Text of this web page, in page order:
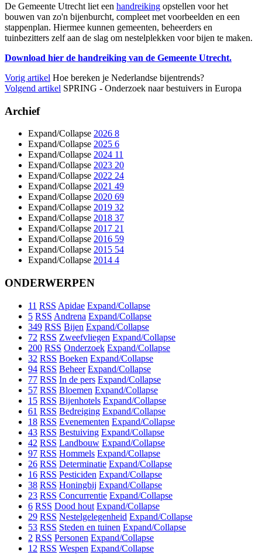
De Gemeente Utrecht liet een handreiking opstellen voor het
bouwen van zo'n bijenburcht, compleet met voorbeelden en een
stappenplan. Hiermee kunnen gemeenten, beheerders en
tuinbezitters zelf aan de slag om nestelplekken voor bijen te maken.
Download hier de handreiking van de Gemeente Utrecht.
Vorig artikel Hoe bereken je Nederlandse bijentrends?
Volgend artikel SPRING - Onderzoek naar bestuivers in Europa
Archief
Expand/Collapse 2026 8
Expand/Collapse 2025 6
Expand/Collapse 2024 11
Expand/Collapse 2023 20
Expand/Collapse 2022 24
Expand/Collapse 2021 49
Expand/Collapse 2020 69
Expand/Collapse 2019 32
Expand/Collapse 2018 37
Expand/Collapse 2017 21
Expand/Collapse 2016 59
Expand/Collapse 2015 54
Expand/Collapse 2014 4
ONDERWERPEN
11 RSS Apidae Expand/Collapse
5 RSS Andrena Expand/Collapse
349 RSS Bijen Expand/Collapse
72 RSS Zweefvliegen Expand/Collapse
200 RSS Onderzoek Expand/Collapse
32 RSS Boeken Expand/Collapse
94 RSS Beheer Expand/Collapse
77 RSS In de pers Expand/Collapse
57 RSS Bloemen Expand/Collapse
15 RSS Bijenhotels Expand/Collapse
61 RSS Bedreiging Expand/Collapse
18 RSS Evenementen Expand/Collapse
43 RSS Bestuiving Expand/Collapse
42 RSS Landbouw Expand/Collapse
97 RSS Hommels Expand/Collapse
26 RSS Determinatie Expand/Collapse
16 RSS Pesticiden Expand/Collapse
38 RSS Honingbij Expand/Collapse
23 RSS Concurrentie Expand/Collapse
6 RSS Dood hout Expand/Collapse
29 RSS Nestelgelegenheid Expand/Collapse
53 RSS Steden en tuinen Expand/Collapse
2 RSS Personen Expand/Collapse
12 RSS Wespen Expand/Collapse